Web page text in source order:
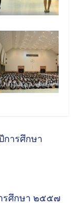
การศึกษา
รศึกษา ๒๕๕๗